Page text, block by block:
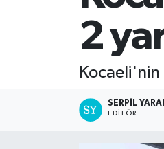
2
Kocaeli'nin
SERPİL
EDITÖR
Tüm Manşetler
Son Dakika Haberleri
Haber Arşivi